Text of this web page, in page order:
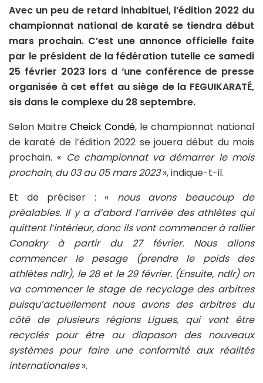
Avec un peu de retard inhabituel, l’édition 2022 du
championnat national de karaté se tiendra début
mars prochain. C’est une annonce officielle faite
par le président de la fédération tutelle ce samedi
25 février 2023 lors d ‘une conférence de presse
organisée à cet effet au siège de la FEGUIKARATÉ,
sis dans le complexe du 28 septembre.
Selon Maitre Cheick Condé, le championnat national
de karaté de l’édition 2022 se jouera début du mois
prochain. « Ce championnat va démarrer le mois
prochain, du 03 au 05 mars 2023», indique-t-il.
Et de préciser : « nous avons beaucoup de
préalables. Il y a d’abord l’arrivée des athlètes qui
quittent l’intérieur, donc ils vont commencer à rallier
Conakry à partir du 27 février. Nous allons
commencer le pesage (prendre le poids des
athlètes ndlr), le 28 et le 29 février. (Ensuite, ndlr) on
va commencer le stage de recyclage des arbitres
puisqu’actuellement nous avons des arbitres du
côté de plusieurs régions Ligues, qui vont être
recyclés pour être au diapason des nouveaux
systèmes pour faire une conformité aux réalités
internationales».